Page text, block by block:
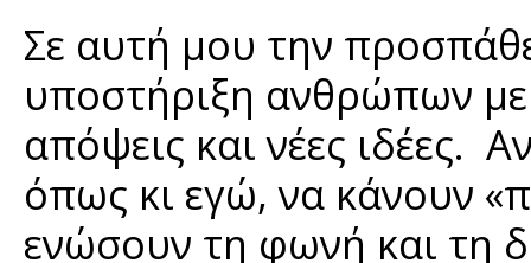
Σε αυτή μου την
υποστήριξη ανθρώπων με
απόψεις και νέες ιδέες.
όπως κι εγώ, να κάνουν
ενώσουν τη φωνή και τη